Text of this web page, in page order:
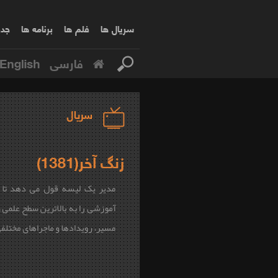
سریال ها فلم ها برنامه ها
فارسی English
سریال
زنگ آخر(1381)
مدیر یک لیسه قول می دهد تا
آموزشی را به بالاترین سطح
مسیر، رویدادها و ماجراهای